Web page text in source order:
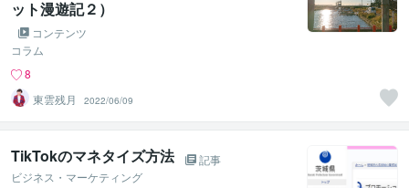
ット漫遊記２）
コンテンツ
コラム
8
東雲残月
2022/06/09
TikTokのマネタイズ方法
記事
ビジネス・マーケティング